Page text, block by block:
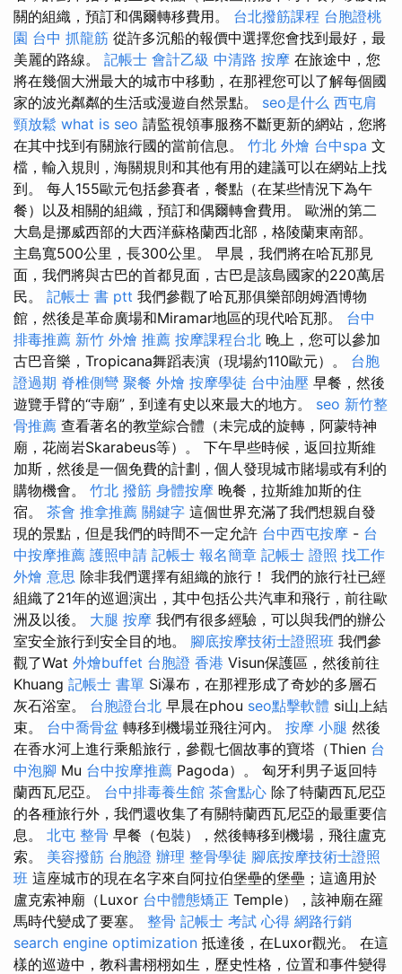
關的組織，預訂和偶爾轉移費用。 台北撥筋課程 台胞證桃
園 台中 抓龍筋 從許多沉船的報價中選擇您會找到最好，最
美麗的路線。 記帳士 會計乙級 中清路 按摩 在旅途中，您
將在幾個大洲最大的城市中移動，在那裡您可以了解每個國
家的波光粼粼的生活或漫遊自然景點。 seo是什么 西屯肩
頸放鬆 what is seo 請監視領事服務不斷更新的網站，您將
在其中找到有關旅行國的當前信息。 竹北 外燴 台中spa 文
檔，輸入規則，海關規則和其他有用的建議可以在網站上找
到。 每人155歐元包括參賽者，餐點（在某些情況下為午
餐）以及相關的組織，預訂和偶爾轉會費用。 歐洲的第二
大島是挪威西部的大西洋蘇格蘭西北部，格陵蘭東南部。
主島寬500公里，長300公里。 早晨，我們將在哈瓦那見
面，我們將與古巴的首都見面，古巴是該島國家的220萬居
民。 記帳士 書 ptt 我們參觀了哈瓦那俱樂部朗姆酒博物
館，然後是革命廣場和Miramar地區的現代哈瓦那。 台中
排毒推薦 新竹 外燴 推薦 按摩課程台北 晚上，您可以參加
古巴音樂，Tropicana舞蹈表演（現場約110歐元）。 台胞
證過期 脊椎側彎 聚餐 外燴 按摩學徒 台中油壓 早餐，然後
遊覽手臂的“寺廟”，到達有史以來最大的地方。 seo 新竹整
骨推薦 查看著名的教堂綜合體（未完成的旋轉，阿蒙特神
廟，花崗岩Skarabeus等）。 下午早些時候，返回拉斯維
加斯，然後是一個免費的計劃，個人發現城市賭場或有利的
購物機會。 竹北 撥筋 身體按摩 晚餐，拉斯維加斯的住
宿。 茶會 推拿推薦 關鍵字 這個世界充滿了我們想親自發
現的景點，但是我們的時間不一定允許 台中西屯按摩 - 台
中按摩推薦 護照申請 記帳士 報名簡章 記帳士 證照 找工作
外燴 意思 除非我們選擇有組織的旅行！ 我們的旅行社已經
組織了21年的巡迴演出，其中包括公共汽車和飛行，前往歐
洲及以後。 大腿 按摩 我們有很多經驗，可以與我們的辦公
室安全旅行到安全目的地。 腳底按摩技術士證照班 我們參
觀了Wat 外燴buffet 台胞證 香港 Visun保護區，然後前往
Khuang 記帳士 書單 Si瀑布，在那裡形成了奇妙的多層石
灰石浴室。 台胞證台北 早晨在phou seo點擊軟體 si山上結
束。 台中喬骨盆 轉移到機場並飛往河內。 按摩 小腿 然後
在香水河上進行乘船旅行，參觀七個故事的寶塔（Thien 台
中泡腳 Mu 台中按摩推薦 Pagoda）。 匈牙利男子返回特
蘭西瓦尼亞。 台中排毒養生館 茶會點心 除了特蘭西瓦尼亞
的各種旅行外，我們還收集了有關特蘭西瓦尼亞的最重要信
息。 北屯 整骨 早餐（包裝），然後轉移到機場，飛往盧克
索。 美容撥筋 台胞證 辦理 整骨學徒 腳底按摩技術士證照
班 這座城市的現在名字來自阿拉伯堡壘的堡壘；這適用於
盧克索神廟（Luxor 台中體態矯正 Temple），該神廟在羅
馬時代變成了要塞。 整骨 記帳士 考試 心得 網路行銷
search engine optimization 抵達後，在Luxor觀光。 在這
樣的巡遊中，教科書栩栩如生，歷史性格，位置和事件變得